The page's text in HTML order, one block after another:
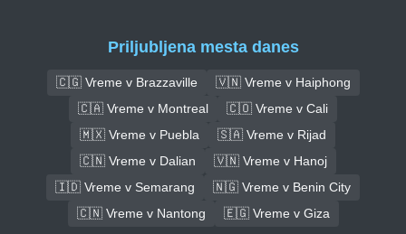
Priljubljena mesta danes
🇨🇬 Vreme v Brazzaville
🇻🇳 Vreme v Haiphong
🇨🇦 Vreme v Montreal
🇨🇴 Vreme v Cali
🇲🇽 Vreme v Puebla
🇸🇦 Vreme v Rijad
🇨🇳 Vreme v Dalian
🇻🇳 Vreme v Hanoj
🇮🇩 Vreme v Semarang
🇳🇬 Vreme v Benin City
🇨🇳 Vreme v Nantong
🇪🇬 Vreme v Giza